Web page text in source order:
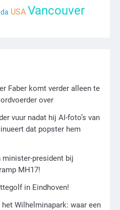
balken in Epstein-
zoon van
Rob Reiner,
na dood ouders
regisseur Rob
en vrouw dood
in hun huis, eigen
USA Vancouver
Faber komt verder alleen te
over
vuur nadat hij AI-foto’s van
dat popster hem
minister-president bij
MH17!
in Eindhoven!
Wilhelminapark: waar een